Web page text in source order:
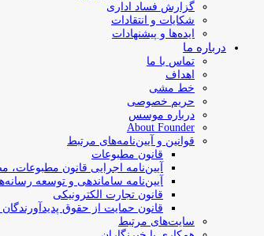
گزارش فساد اداری
شکایات و انتقادات
ایده‌ها و پیشنهادات
درباره ما
تماس با ما
اهداف
خط مشی
حریم خصوصی
درباره موسس
About Founder
قوانین و آیین‌نامه‌های مرتبط
‌قانون مطبوعات
آیین‌نامه اجرایی قانون مطبوعات،
آیین‌نامه سامان­دهی و توسعه
قانون تجارت الکترونیکی
قانون حمایت از حقوق پدیدآورندگان
سایت‌های مرتبط